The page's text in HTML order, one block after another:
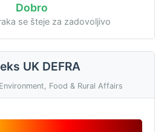
Dobro
se šteje za zadovoljivo
UK DEFRA
Food & Rural Affairs